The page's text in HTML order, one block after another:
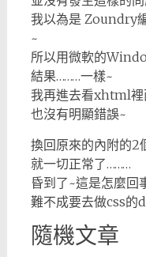
我以為是 Zoundry
~
所以用微軟的
結果………一樣~
我再進去看xhtml裡
也沒有明顯錯誤~
換回原來的內附的2
就一切正常了………
昏到了~這是怎麼回
難不成要去做css的
隨機文章